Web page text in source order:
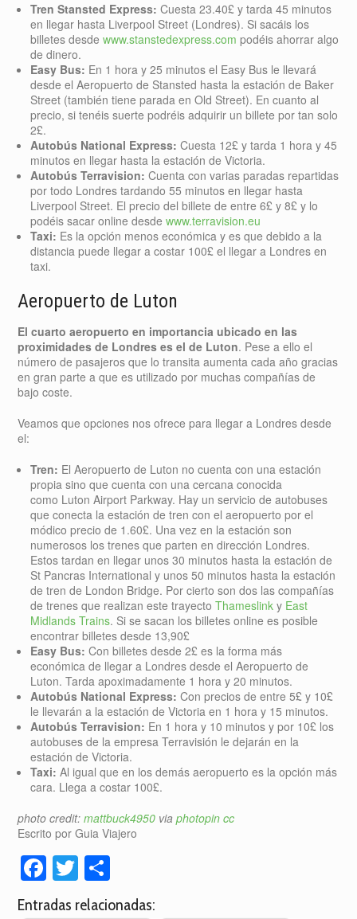
Tren Stansted Express:Cuesta 23.40£ y tarda 45 minutos
en llegar hasta Liverpool Street (Londres). Si sacáis los
billetes desdewww.stanstedexpress.com podéis ahorrar algo
de dinero.
Easy Bus: En 1 hora y 25 minutos el Easy Bus le llevará
desde el Aeropuerto de Stansted hasta la estación de Baker
Street (también tiene parada en Old Street). En cuanto al
precio, si tenéis suerte podréis adquirir un billete por tan solo
2£.
Autobús National Express: Cuesta 12£ y tarda 1 hora y 45
minutos en llegar hasta la estación de Victoria.
Autobús Terravision: Cuenta con varias paradas repartidas
por todo Londres tardando 55 minutos en llegar hasta
Liverpool Street. El precio del billete de entre 6£ y 8£ y lo
podéis sacar online desdewww.terravision.eu
Taxi: Es la opción menos económica y es que debido a la
distancia puede llegar a costar 100£ el llegar a Londres en
taxi.
Aeropuerto de Luton
El cuarto aeropuerto en importancia ubicado en las
proximidades de Londres es el de Luton. Pese a ello el
número de pasajeros que lo transita aumenta cada año gracias
en gran parte a que es utilizado por muchas compañías de
bajo coste.
Veamos que opciones nos ofrece para llegar a Londres desde
el:
Tren: El Aeropuerto de Luton no cuenta con una estación
propia sino que cuenta con una cercana conocida
como Luton Airport Parkway. Hay un servicio de autobuses
que conecta la estación de tren con el aeropuerto por el
módico precio de 1.60£. Una vez en la estación son
numerosos los trenes que parten en dirección Londres.
Estos tardan en llegar unos 30 minutos hasta la estación de
St Pancras International y unos 50 minutos hasta la estación
de tren de London Bridge. Por cierto son dos las compañías
de trenes que realizan este trayectoThameslink y East
Midlands Trains. Si se sacan los billetes online es posible
encontrar billetes desde 13,90£
Easy Bus:Con billetes desde 2£ es la forma más
económica de llegar a Londres desde el Aeropuerto de
Luton. Tarda apoximadamente 1 hora y 20 minutos.
Autobús National Express:Con precios de entre 5£ y 10£
le llevarán a la estación de Victoria en 1 hora y 15 minutos.
Autobús Terravision: En 1 hora y 10 minutos y por 10£ los
autobuses de la empresa Terravisión le dejarán en la
estación de Victoria.
Taxi:Al igual que en los demás aeropuerto es la opción más
cara. Llega a costar 100£.
photo credit:mattbuck4950 viaphotopin cc
Escrito por Guia Viajero
Facebook
Twitter
Entradas relacionadas: